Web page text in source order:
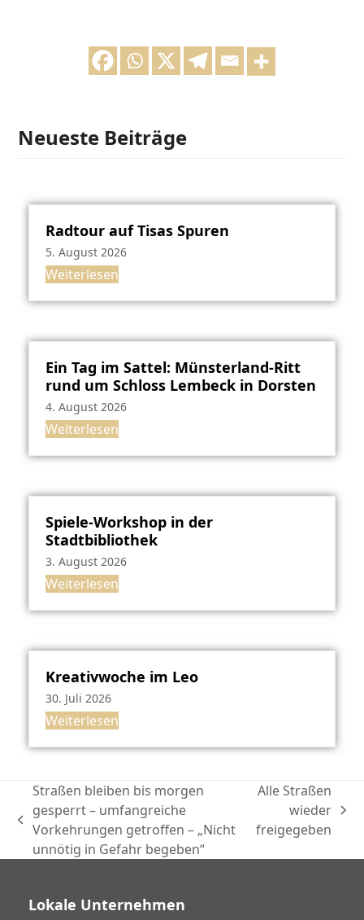
Neueste Beiträge
Radtour auf Tisas Spuren
5. August 2026
Weiterlesen
Ein Tag im Sattel: Münsterland-Ritt
rund um Schloss Lembeck in Dorsten
4. August 2026
Weiterlesen
Spiele-Workshop in der
Stadtbibliothek
3. August 2026
Weiterlesen
Kreativwoche im Leo
30. Juli 2026
Weiterlesen
vorheriger
Beitrag:
Straßen bleiben bis morgen
gesperrt – umfangreiche
Vorkehrungen getroffen – „Nicht
unnötig in Gefahr begeben“
Nächster
Beitrag:
Alle Straßen
wieder
freigegeben
Lokale Unternehmen